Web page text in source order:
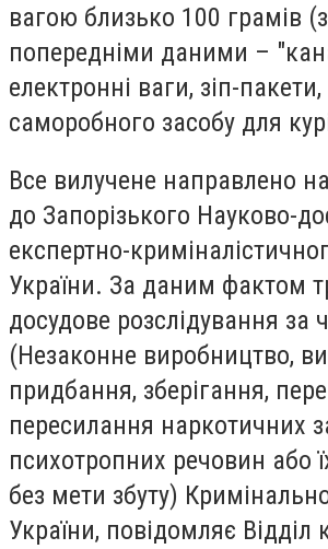
вагою близько 100 грамів
попередніми даними –
електронні ваги, зіп-
саморобного засобу для
Все вилучене направлено
до Запорізького Науково-
експертно-
України. За даним фактом
досудове розслідування за
(Незаконне виробництво,
придбання, зберігання,
пересилання наркотичних
психотропних речовин або
без мети збуту)
України, повідомляє Відділ